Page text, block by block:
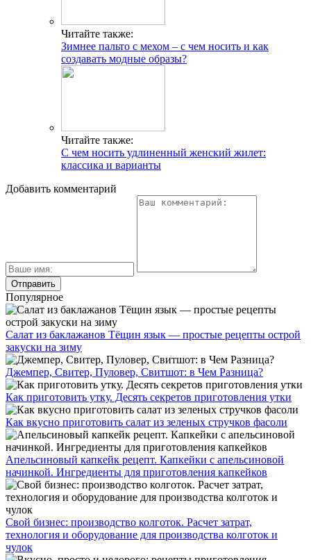
Читайте также:
Зимнее пальто с мехом – с чем носить и как
создавать модные образы?
Читайте также:
С чем носить удлиненный женский жилет:
классика и варианты
Добавить комментарий
Популярное
Салат из баклажанов Тёщин язык — простые рецепты острой
закуски на зиму
Джемпер, Свитер, Пуловер, Свитшот: в Чем Разница?
Как приготовить утку. Десять секретов приготовления утки
Как вкусно приготовить салат из зеленых стручков фасоли
Апельсиновый капкейк рецепт. Капкейки с апельсиновой
начинкой. Ингредиенты для приготовления капкейков
Свой бизнес: производство колготок. Расчет затрат,
технология и оборудование для производства колготок и
чулок